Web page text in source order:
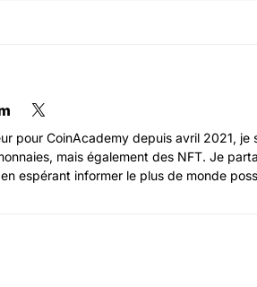
pour CoinAcademy depuis avril 2021, je
mais également des NFT. Je
espérant informer le plus de monde